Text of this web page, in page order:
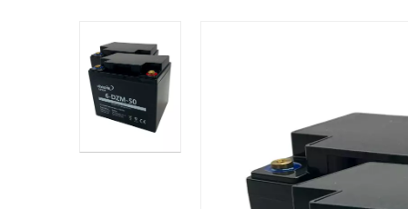
Tecnología de recombinación de gases:
Largo ciclo de vida: El ciclo de vida
Alta capacidad: Diseño de estructura
5% y un 10% de mayor capacidad que
Alto rendimiento para descarga de
recuperación de la descarga profunda.
Buena resistencia a la corrosión.